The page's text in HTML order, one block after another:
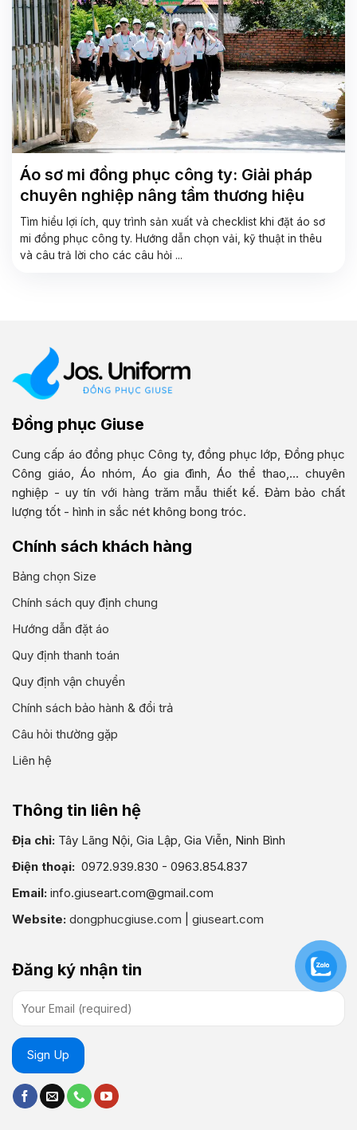
Áo sơ mi đồng phục công ty: Giải pháp
chuyên nghiệp nâng tầm thương hiệu
Tìm hiểu lợi ích, quy trình sản xuất và checklist khi đặt áo sơ
mi đồng phục công ty. Hướng dẫn chọn vải, kỹ thuật in thêu
và câu trả lời cho các câu hỏi ...
Đồng phục Giuse
Cung cấp áo đồng phục Công ty, đồng phục lớp, Đồng phục
Công giáo, Áo nhóm, Áo gia đình, Áo thể thao,... chuyên
nghiệp - uy tín với hàng trăm mẫu thiết kế. Đảm bảo chất
lượng tốt - hình in sắc nét không bong tróc.
Chính sách khách hàng
Bảng chọn Size
Chính sách quy định chung
Hướng dẫn đặt áo
Quy định thanh toán
Quy định vận chuyển
Chính sách bảo hành & đổi trả
Câu hỏi thường gặp
Liên hệ
Thông tin liên hệ
Địa chỉ: Tây Lãng Nội, Gia Lập, Gia Viễn, Ninh Bình
Điện thoại: 0972.939.830 - 0963.854.837
Email: info.giuseart.com@gmail.com
Website: dongphucgiuse.com giuseart.com
Đăng ký nhận tin